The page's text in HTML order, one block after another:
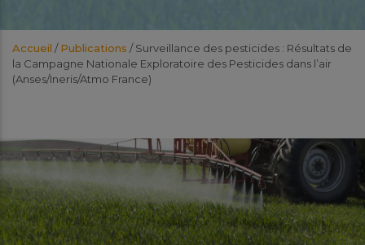
Accueil /Publications /Surveillance des pesticides : Résultats de
la Campagne Nationale Exploratoire des Pesticides dans l’air
(Anses/Ineris/Atmo France)